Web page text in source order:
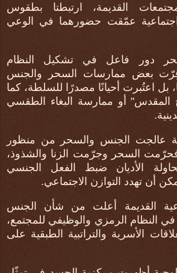
القديمة، ارتبطتا بطقوس
عمّقت حضورهما في الوعي
دور فاعل في تشكيل النظام
بعض ممارسات السحر والجنس
بل اعتُبرت أحيانًا مصدرًا للسلطة، كما
أو ممارسة البغاء الطقسي
.
عالجت الجنس والسحر من منظور
السحر وجرّمت الزنا والشذوذ،
الأديان ضبط الفعل الجنسي
أن تهدد التوازن الاجتماعي.
القديمة أعلت من شأن الجنس
النظام الرمزي والوظيفي للمجتمع،
الأسرية والتراتبية الطبقية على